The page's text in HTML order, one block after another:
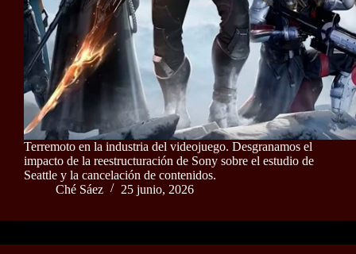
Terremoto en la industria del videojuego. Desgranamos el
impacto de la reestructuración de Sony sobre el estudio de
Seattle y la cancelación de contenidos.
Ché Sáez
25 junio, 2026